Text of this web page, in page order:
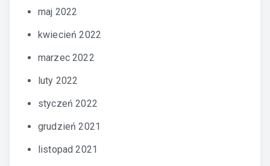
maj 2022
kwiecień 2022
marzec 2022
luty 2022
styczeń 2022
grudzień 2021
listopad 2021